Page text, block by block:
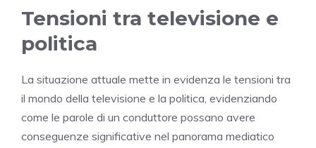
Tensioni tra televisione e
politica
La situazione attuale mette in evidenza le tensioni tra
il mondo della televisione e la politica, evidenziando
come le parole di un conduttore possano avere
conseguenze significative nel panorama mediatico